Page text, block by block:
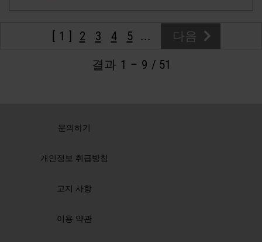
1 2 3 4 5 ... 다음
결과 1 – 9 / 51
문의하기
개인정보 취급방침
고지 사항
이용 약관